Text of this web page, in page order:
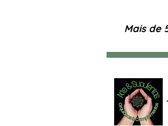
Mais de